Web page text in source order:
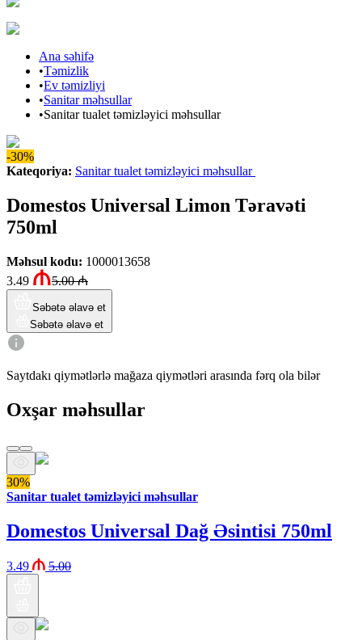
Ana səhifə
•Təmizlik
•Ev təmizliyi
•Sanitar məhsullar
•Sanitar tualet təmizləyici məhsullar
-30%
Kateqoriya: Sanitar tualet təmizləyici məhsullar
Domestos Universal Limon Təravəti
750ml
Məhsul kodu: 1000013658
3.49
5.00₼
Səbətə əlavə et
Səbətə əlavə et
Saytdakı qiymətlərlə mağaza qiymətləri arasında fərq ola bilər
Oxşar məhsullar
30%
Sanitar tualet təmizləyici məhsullar
Domestos Universal Dağ Əsintisi 750ml
3.49 5.00